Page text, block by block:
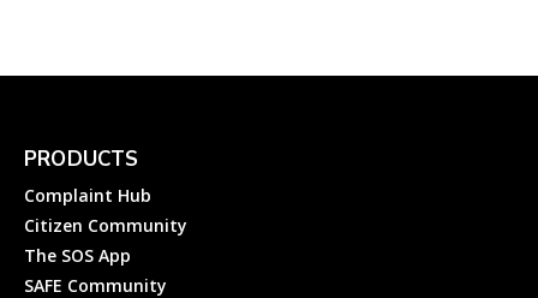
PRODUCTS
Complaint Hub
Citizen Community
The SOS App
SAFE Community